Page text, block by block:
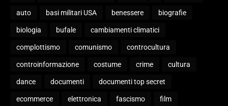
auto basi militari USA benessere biografie
biologia bufale cambiamenti climatici
complottismo comunismo controcultura
controinformazione costume crime cultura
dance documenti documenti top secret
ecommerce elettronica fascismo film